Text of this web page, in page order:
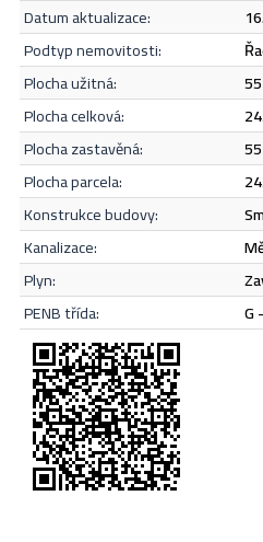
Souhlasím sezásadami
datum aktualizace:
podtyp nemovitosti:
plocha užitná:
plocha celková:
plocha zastavěná:
plocha parcela:
konstrukce budovy:
kanalizace:
plyn:
PENB třída: